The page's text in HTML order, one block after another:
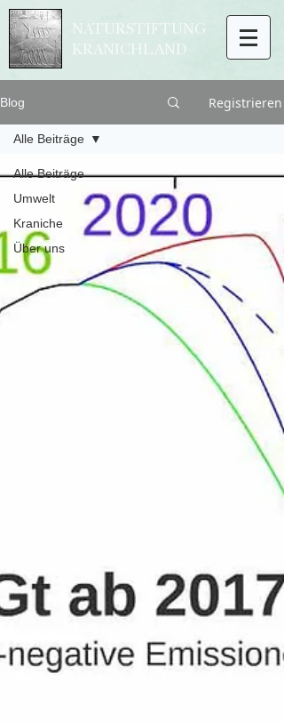
NATURSTIFTUNG
KRANICHLAND
Blog Registrieren
Alle Beiträge
Umwelt
Kraniche
Über uns
Alle Beiträge